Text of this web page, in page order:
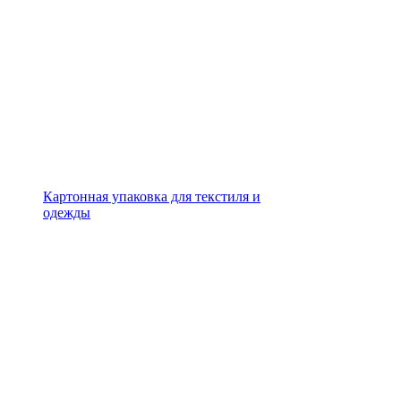
Картонная упаковка для текстиля и
одежды